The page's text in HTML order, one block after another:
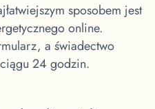
sposobem jest
online.
a świadectwo
24 godzin.